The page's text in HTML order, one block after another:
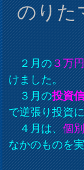
のりた
２月の３万
けました。
３月の投資
で逆張り投資
４月は、個
なかのものを